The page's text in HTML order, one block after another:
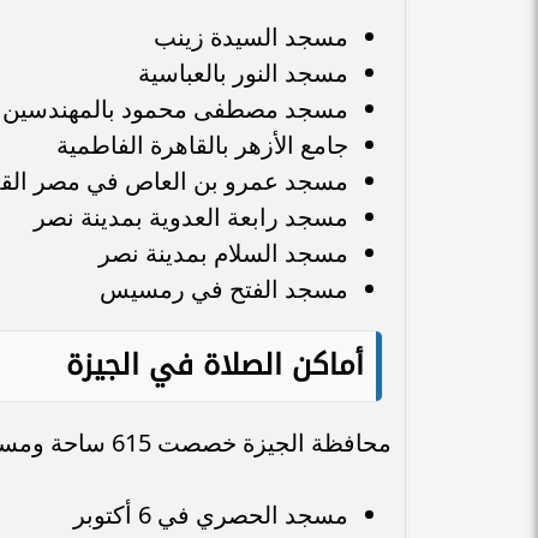
مسجد السيدة زينب
مسجد النور بالعباسية
مسجد مصطفى محمود بالمهندسين
جامع الأزهر بالقاهرة الفاطمية
مسجد عمرو بن العاص في مصر
مسجد رابعة العدوية بمدينة نصر
مسجد السلام بمدينة نصر
مسجد الفتح في رمسيس
أماكن الصلاة في الجيزة
محافظة الجيزة خصصت 615 ساحة ومسجدًا في كافة مراكزها، من أبرزها:
مسجد الحصري في 6 أكتوبر